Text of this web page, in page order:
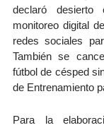
declaró
monitoreo digital
redes sociales
También se
fútbol de césped
de Entrenamiento
Para la